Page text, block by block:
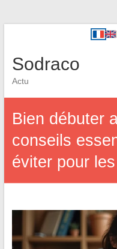
Sodraco
Actu
Bien débuter
conseils
éviter pour